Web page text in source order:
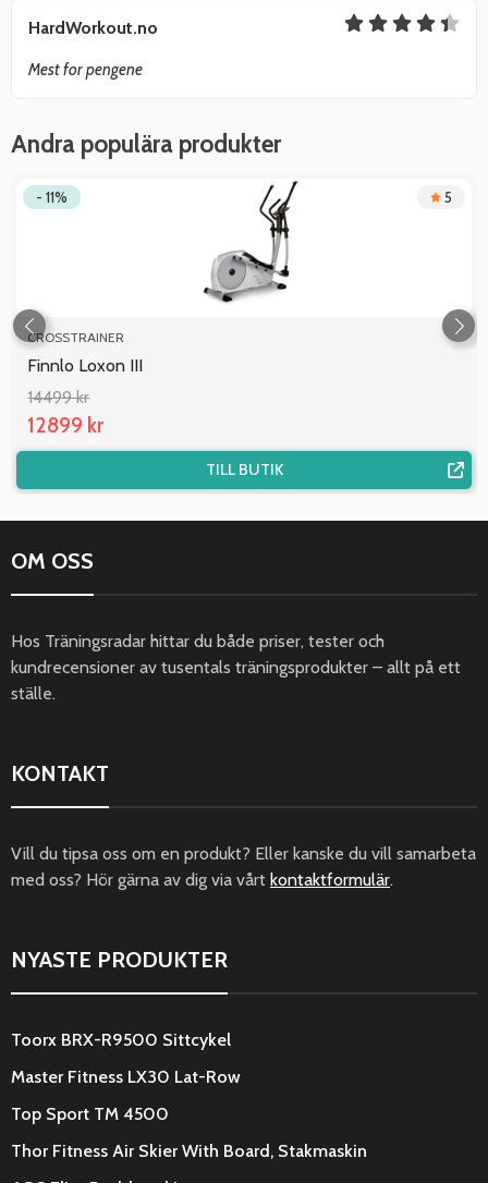
HardWorkout.no
Mest for pengene
Andra populära produkter
- 11% 5
CROSSTRAINER
Finnlo Loxon III
14499 kr
12899 kr
TILL BUTIK
OM OSS
Hos Träningsradar hittar du både priser, tester och
kundrecensioner av tusentals träningsprodukter – allt på ett
ställe.
KONTAKT
Vill du tipsa oss om en produkt? Eller kanske du vill samarbeta
med oss? Hör gärna av dig via vårt kontaktformulär.
NYASTE PRODUKTER
Toorx BRX-R9500 Sittcykel
Master Fitness LX30 Lat-Row
Top Sport TM 4500
Thor Fitness Air Skier With Board, Stakmaskin